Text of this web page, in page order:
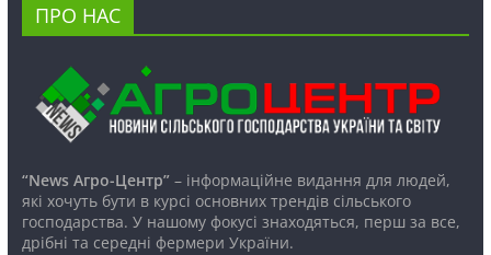
ПРО НАС
“News Агро-Центр”– інформаційне видання для людей,
які хочуть бути в курсі основних трендів сільського
господарства. У нашому фокусі знаходяться, перш за все,
дрібні та середні фермери України.